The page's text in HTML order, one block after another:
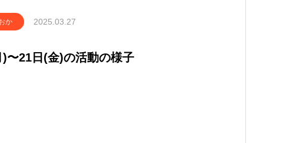
か 2025.03.27
〜21日(金)の活動の様子